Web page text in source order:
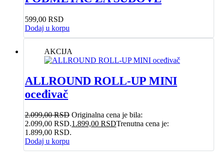
599,00 RSD
Dodaj u korpu
AKCIJA
ALLROUND ROLL-UP MINI
oceđivač
2.099,00RSD Originalna cena je bila:
2.099,00 RSD.1.899,00 RSDTrenutna cena je:
1.899,00 RSD.
Dodaj u korpu